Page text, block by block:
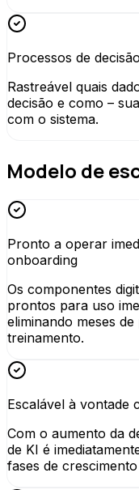
Processos de
Rastreável quais
decisão e como –
com o sistema.
Modelo de
Pronto a operar
onboarding
Os componentes
prontos para uso
eliminando meses
treinamento.
Escalável à vontade
Com o aumento da
de KI é
fases de